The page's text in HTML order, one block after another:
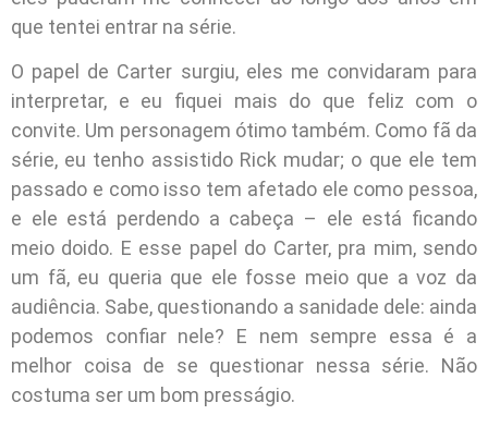
que tentei entrar na série.
O papel de Carter surgiu, eles me convidaram para
interpretar, e eu fiquei mais do que feliz com o
convite. Um personagem ótimo também. Como fã da
série, eu tenho assistido Rick mudar; o que ele tem
passado e como isso tem afetado ele como pessoa,
e ele está perdendo a cabeça – ele está ficando
meio doido. E esse papel do Carter, pra mim, sendo
um fã, eu queria que ele fosse meio que a voz da
audiência. Sabe, questionando a sanidade dele: ainda
podemos confiar nele? E nem sempre essa é a
melhor coisa de se questionar nessa série. Não
costuma ser um bom presságio.